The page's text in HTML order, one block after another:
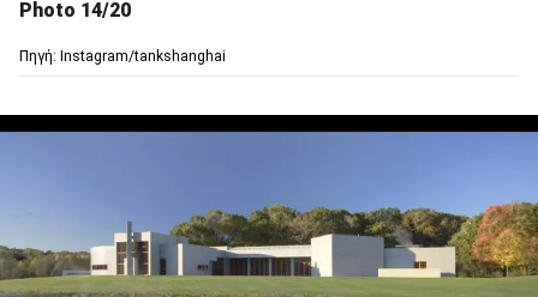
Photo 14/20
Πηγή: Instagram/tankshanghai